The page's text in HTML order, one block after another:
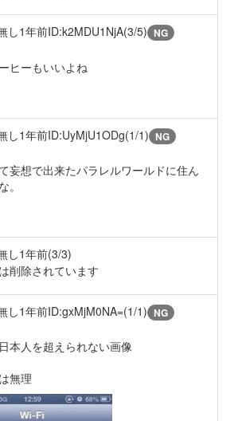
し1年前ID:k2MDU1NjA(3/5) NG
ヒーもいいよね
し1年前ID:UyMjU1ODg(1/1) NG
妄想で出来たパラレルワールドに住ん
。
し1年前(3/3)
削除されています
し1年前ID:gxMjM0NA=(1/1) NG
本人を超えられない画像
無理